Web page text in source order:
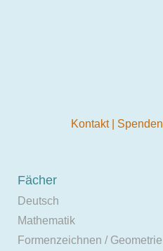
Kontakt Spenden
Fächer
Deutsch
Mathematik
Formenzeichnen / Geometrie